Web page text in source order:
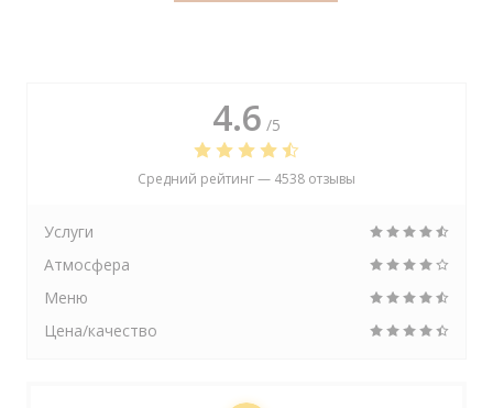
4.6 /5
Средний рейтинг — 4538 отзывы
Услуги
Атмосфера
Меню
Цена/качество